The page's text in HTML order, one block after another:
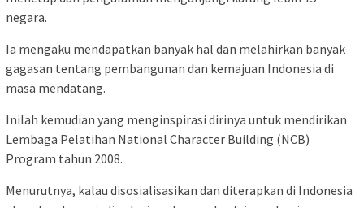
negara.
Ia mengaku mendapatkan banyak hal dan melahirkan banyak
gagasan tentang pembangunan dan kemajuan Indonesia di
masa mendatang.
Inilah kemudian yang menginspirasi dirinya untuk mendirikan
Lembaga Pelatihan National Character Building (NCB)
Program tahun 2008.
Menurutnya, kalau disosialisasikan dan diterapkan di Indonesia